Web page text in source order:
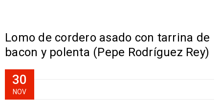
Lomo de cordero asado con tarrina de
bacon y polenta (Pepe Rodríguez Rey)
30
NOV